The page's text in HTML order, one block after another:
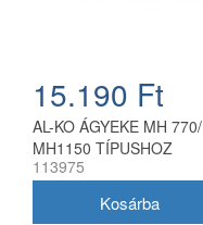
15.190 Ft
AL-KO ÁGYEKE MH 770/
MH1150 TÍPUSHOZ
113975